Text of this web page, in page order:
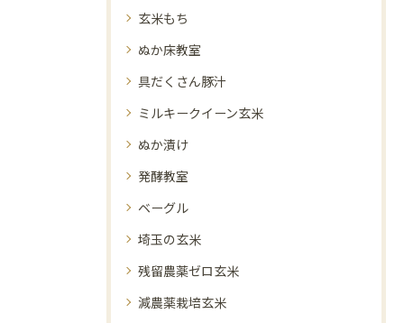
玄米もち
ぬか床教室
具だくさん豚汁
ミルキークイーン玄米
ぬか漬け
発酵教室
ベーグル
埼玉の玄米
残留農薬ゼロ玄米
減農薬栽培玄米